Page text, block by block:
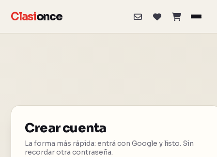
Clasionce
Crear cuenta
La forma más rápida: entrá con Google y listo. Sin
recordar otra contraseña.